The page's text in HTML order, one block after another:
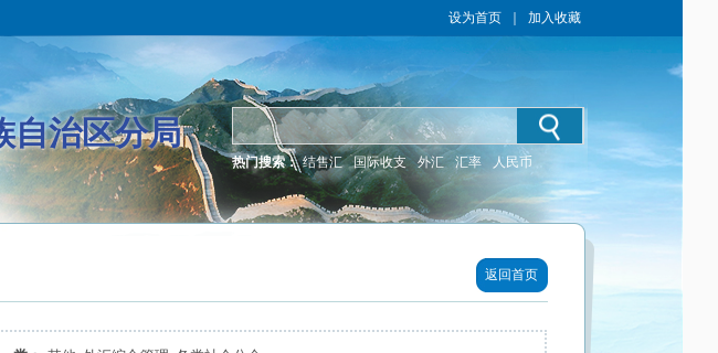
设为首页 加入收藏
自治区分局
热门搜索： 结售汇 国际收支 外汇 汇率 人民币
返回首页